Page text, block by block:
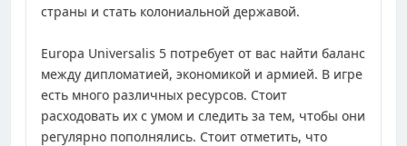
страны и стать колониальной державой.
Europa Universalis 5 потребует от вас найти баланс
между дипломатией, экономикой и армией. В игре
есть много различных ресурсов. Стоит
расходовать их с умом и следить за тем, чтобы они
регулярно пополнялись. Стоит отметить, что